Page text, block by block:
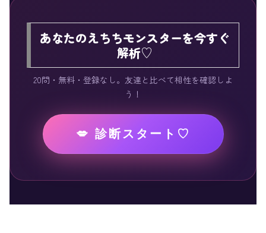
あなたのえちちモンスターを今すぐ
解析♡
20問・無料・登録なし。友達と比べて相性を確認しよ
う！
💋 診断スタート♡